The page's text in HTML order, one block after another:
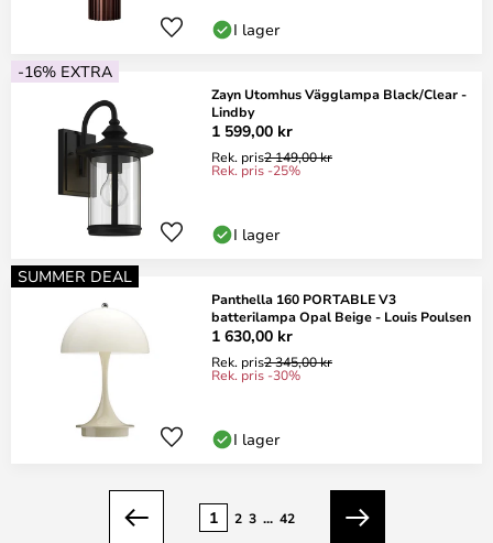
I lager
-16% EXTRA
Zayn Utomhus Vägglampa Black/Clear -
Lindby
1 599,00 kr
Rek. pris2 149,00 kr
Rek. pris -25%
I lager
SUMMER DEAL
Panthella 160 PORTABLE V3
batterilampa Opal Beige - Louis Poulsen
1 630,00 kr
Rek. pris2 345,00 kr
Rek. pris -30%
I lager
Föregående
1 2 3 ... 42
Nästa